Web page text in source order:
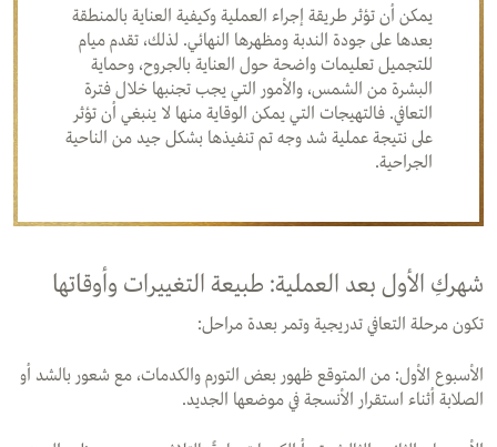
يمكن أن تؤثر طريقة إجراء العملية وكيفية العناية بالمنطقة
بعدها على جودة الندبة ومظهرها النهائي. لذلك، تقدم ميام
للتجميل تعليمات واضحة حول العناية بالجروح، وحماية
البشرة من الشمس، والأمور التي يجب تجنبها خلال فترة
التعافي. فالتهيجات التي يمكن الوقاية منها لا ينبغي أن تؤثر
على نتيجة عملية شد وجه تم تنفيذها بشكل جيد من الناحية
الجراحية.
شهركِ الأول بعد العملية: طبيعة التغييرات وأوقاتها
تكون مرحلة التعافي تدريجية وتمر بعدة مراحل:
الأسبوع الأول: من المتوقع ظهور بعض التورم والكدمات، مع شعور بالشد أو
الصلابة أثناء استقرار الأنسجة في موضعها الجديد.